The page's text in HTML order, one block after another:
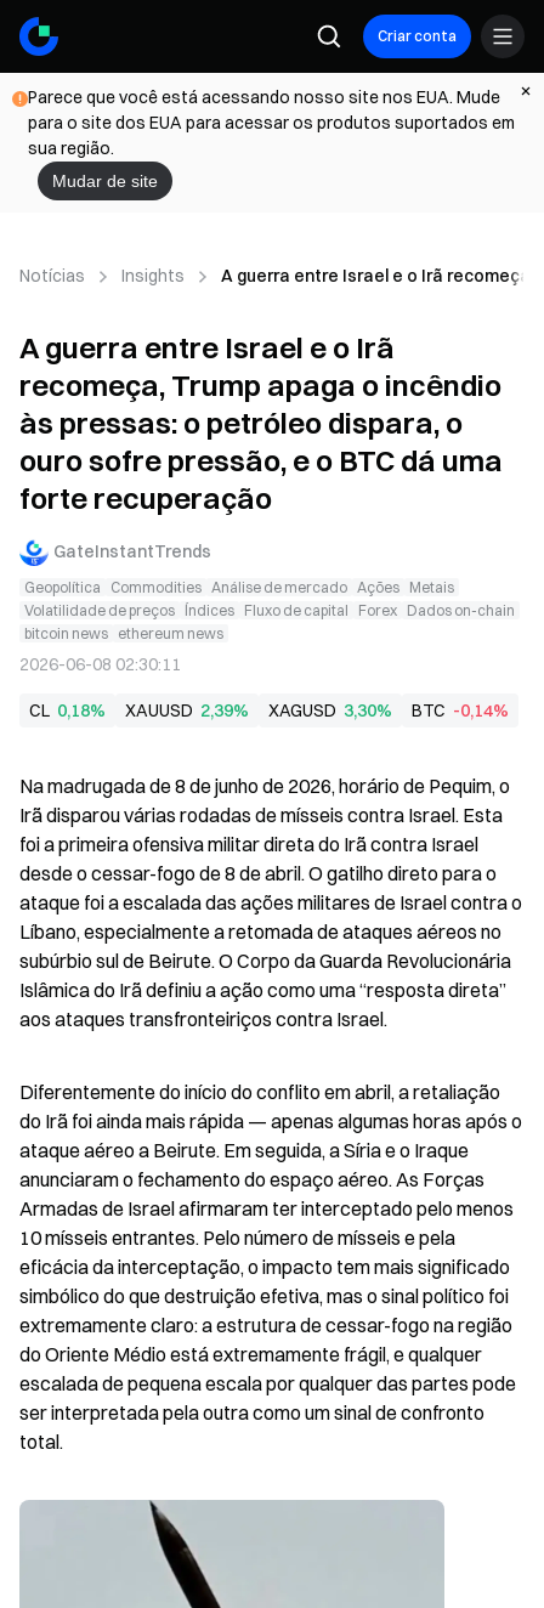
Criar conta
Parece que você está acessando nosso site nos EUA. Mude
para o site dos EUA para acessar os produtos suportados em
sua região.
Mudar de site
Notícias Insights A guerra entre Israel e o Irã
A guerra entre Israel e o Irã
recomeça, Trump apaga o incêndio
às pressas: o petróleo dispara, o
ouro sofre pressão, e o BTC dá uma
forte recuperação
GateInstantTrends
Geopolítica Commodities Análise de mercado Ações Metais
Volatilidade de preços Índices Fluxo de capital Forex Dados on-chain
bitcoin news ethereum news
2026-06-08 02:30:11
CL 0,18% XAUUSD 2,39% XAGUSD 3,30% BTC -0,14%
Na madrugada de 8 de junho de 2026, horário de Pequim, o
Irã disparou várias rodadas de mísseis contra Israel. Esta
foi a primeira ofensiva militar direta do Irã contra Israel
desde o cessar-fogo de 8 de abril. O gatilho direto para o
ataque foi a escalada das ações militares de Israel contra o
Líbano, especialmente a retomada de ataques aéreos no
subúrbio sul de Beirute. O Corpo da Guarda Revolucionária
Islâmica do Irã definiu a ação como uma “resposta direta”
aos ataques transfronteiriços contra Israel.
Diferentemente do início do conflito em abril, a retaliação
do Irã foi ainda mais rápida — apenas algumas horas após o
ataque aéreo a Beirute. Em seguida, a Síria e o Iraque
anunciaram o fechamento do espaço aéreo. As Forças
Armadas de Israel afirmaram ter interceptado pelo menos
10 mísseis entrantes. Pelo número de mísseis e pela
eficácia da interceptação, o impacto tem mais significado
simbólico do que destruição efetiva, mas o sinal político foi
extremamente claro: a estrutura de cessar-fogo na região
do Oriente Médio está extremamente frágil, e qualquer
escalada de pequena escala por qualquer das partes pode
ser interpretada pela outra como um sinal de confronto
total.